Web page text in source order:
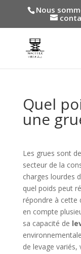
Nous
Quel
une
Les grues sont
secteur de la
charges lourdes
quel poids peut
répondre à cette
en compte
sa capacité de
de levage